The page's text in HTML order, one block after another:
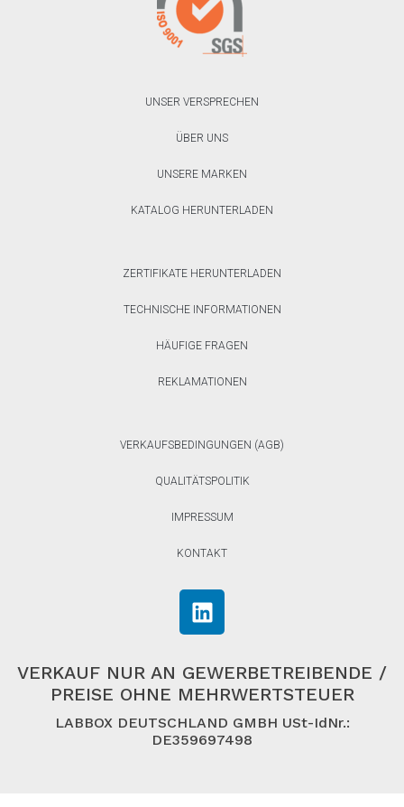
UNSER VERSPRECHEN
ÜBER UNS
UNSERE MARKEN
KATALOG HERUNTERLADEN
ZERTIFIKATE HERUNTERLADEN
TECHNISCHE INFORMATIONEN
HÄUFIGE FRAGEN
REKLAMATIONEN
VERKAUFSBEDINGUNGEN (AGB)
QUALITÄTSPOLITIK
IMPRESSUM
KONTAKT
VERKAUF NUR AN GEWERBETREIBENDE /
PREISE OHNE MEHRWERTSTEUER
LABBOX DEUTSCHLAND GMBH USt-IdNr.:
DE359697498